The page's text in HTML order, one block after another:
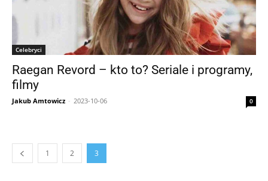
Celebryci
Raegan Revord – kto to? Seriale i programy,
filmy
Jakub Amtowicz - 2023-10-06 0
1 2 3